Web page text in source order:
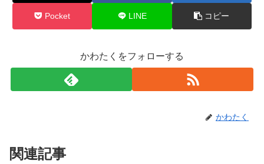
Pocket LINE コピー
かわたくをフォローする
かわたく
関連記事